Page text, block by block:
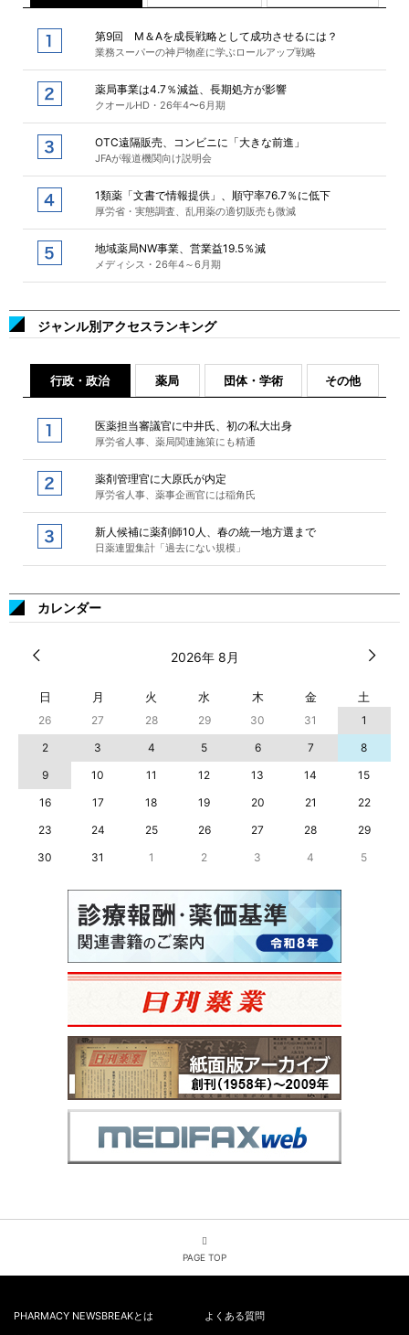
第9回 M＆Aを成長戦略として成功させるには？
業務スーパーの神戸物産に学ぶロールアップ戦略
薬局事業は4.7％減益、長期処方が影響
クオールHD・26年4〜6月期
OTC遠隔販売、コンビニに「大きな前進」
JFAが報道機関向け説明会
1類薬「文書で情報提供」、順守率76.7％に低下
厚労省・実態調査、乱用薬の適切販売も微減
地域薬局NW事業、営業益19.5％減
メディシス・26年4～6月期
ジャンル別アクセスランキング
行政・政治 薬局 団体・学術 その他
医薬担当審議官に中井氏、初の私大出身
厚労省人事、薬局関連施策にも精通
薬剤管理官に大原氏が内定
厚労省人事、薬事企画官には稲角氏
新人候補に薬剤師10人、春の統一地方選まで
日薬連盟集計「過去にない規模」
カレンダー
2026年 8月
日 月 火 水 木 金 土
26 27 28 29 30 31
1
2
3 4 5 6 7
8
9
10 11 12 13 14
15
16
17 18 19 20 21
22
23
24 25 26 27 28
29
30
31 1 2 3 4 5
PAGE TOP
PHARMACY NEWSBREAKとは
よくある質問